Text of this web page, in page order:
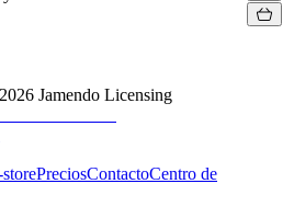
2026 Jamendo Licensing
PreciosContactoCentro de